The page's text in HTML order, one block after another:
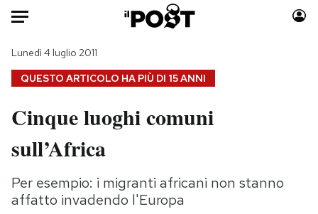
HOME
Italia
Politica
Tecnologia
Internet
Moda
Storie/Idee
Ok Boomer!
QUESTO ARTICOLO HA PIÙ DI 15 ANNI
Lunedì 4 luglio 2011
Cinque luoghi comuni
sull’Africa
Per esempio: i migranti africani non stanno
affatto invadendo l'Europa